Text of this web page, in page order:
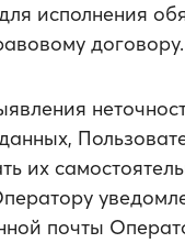
исполнения
договору.
их
почты